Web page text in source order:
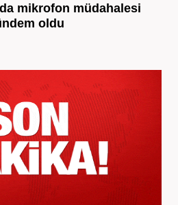
mikrofon müdahalesi
oldu